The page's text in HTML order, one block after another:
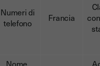
Numeri di
telefono
Francia
Nome,